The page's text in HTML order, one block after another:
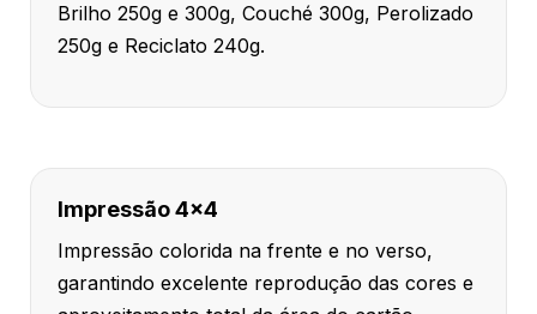
Brilho 250g e 300g, Couché 300g, Perolizado
250g e Reciclato 240g.
Impressão 4x4
Impressão colorida na frente e no verso,
garantindo excelente reprodução das cores e